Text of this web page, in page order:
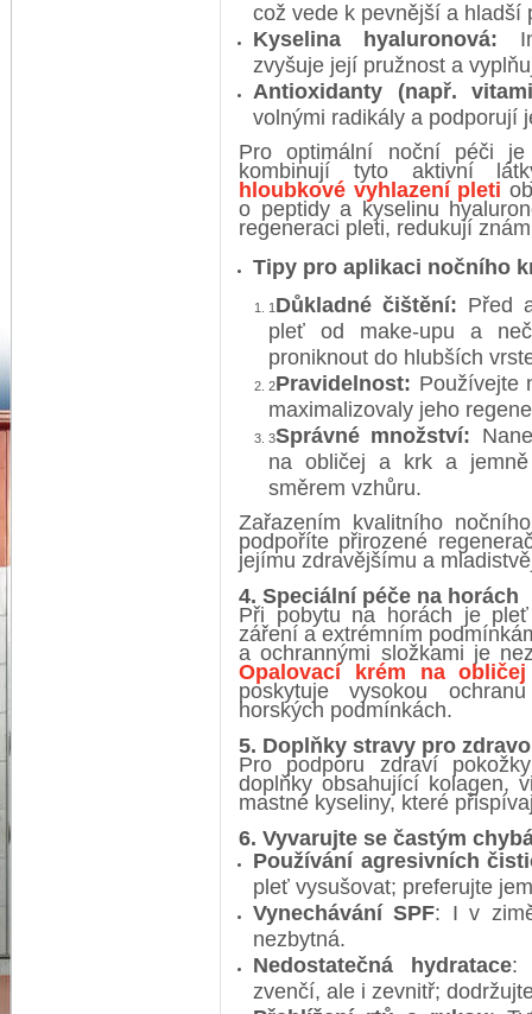
což vede k pevnější a hladší
Kyselina hyaluronová:
zvyšuje její pružnost a
Antioxidanty (např.
volnými radikály a podporují
Pro optimální noční péči
kombinují tyto aktivní
hloubkové vyhlazení pleti
o peptidy a kyselinu
regeneraci pleti, redukují
Tipy pro aplikaci nočního
1 Důkladné čištění: Před
pleť od make-upu a
proniknout do hlubších
2Pravidelnost: Používejte
maximalizovaly jeho
3Správné množství:
na obličej a krk a jemně
směrem vzhůru.
Zařazením kvalitního
podpoříte přirozené
jejímu zdravějšímu a
4. Speciální péče na horách
Při pobytu na horách je
záření a extrémním
a ochrannými složkami je
Opalovací krém na
poskytuje vysokou
horských podmínkách.
5. Doplňky stravy pro
Pro podporu zdraví
doplňky obsahující kolagen,
mastné kyseliny, které
6. Vyvarujte se častým
Používání agresivních
pleť vysušovat; preferujte
Vynechávání SPF: I v
nezbytná.
Nedostatečná hydratace:
zvenčí, ale i zevnitř;